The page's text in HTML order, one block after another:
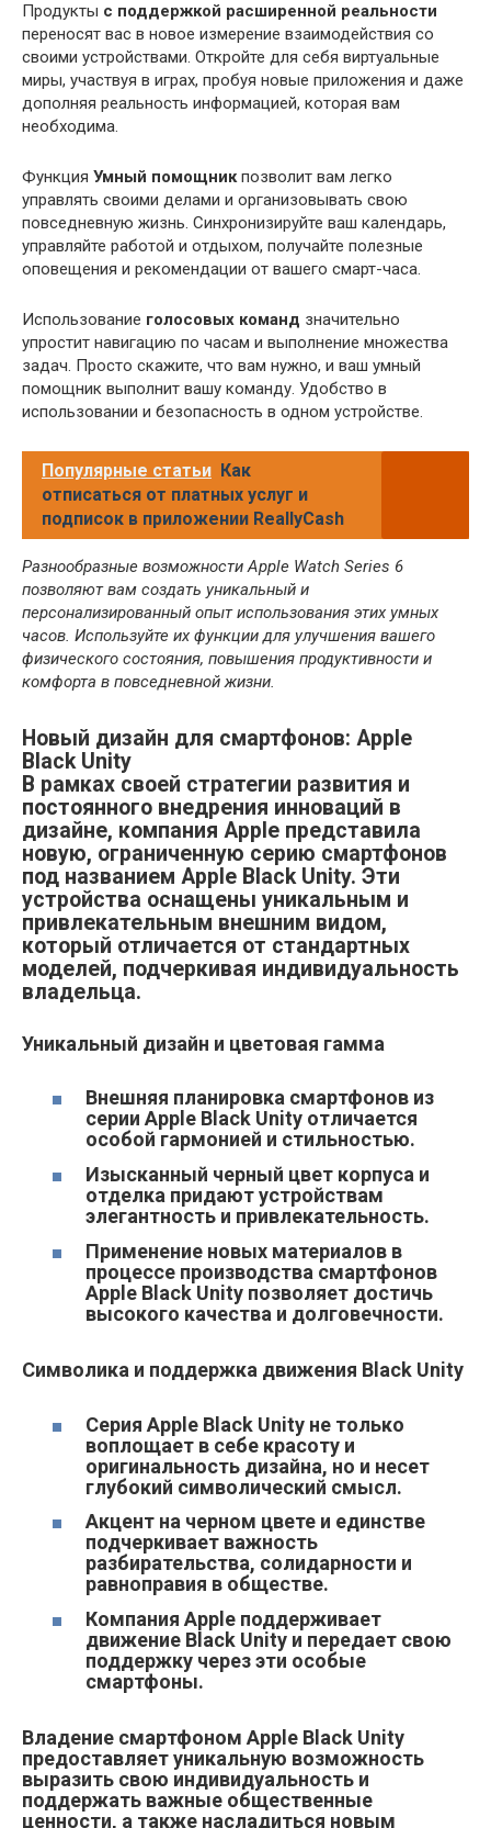
Продукты с поддержкой расширенной реальности
переносят вас в новое измерение взаимодействия со
своими устройствами. Откройте для себя виртуальные
миры, участвуя в играх, пробуя новые приложения и даже
дополняя реальность информацией, которая вам
необходима.
Функция Умный помощникпозволит вам легко
управлять своими делами и организовывать свою
повседневную жизнь. Синхронизируйте ваш календарь,
управляйте работой и отдыхом, получайте полезные
оповещения и рекомендации от вашего смарт-часа.
Использование голосовых команд значительно
упростит навигацию по часам и выполнение множества
задач. Просто скажите, что вам нужно, и ваш умный
помощник выполнит вашу команду. Удобство в
использовании и безопасность в одном устройстве.
Популярные статьи Как
отписаться от платных услуг и
подписок в приложении ReallyCash
Разнообразные возможности Apple Watch Series 6
позволяют вам создать уникальный и
персонализированный опыт использования этих умных
часов. Используйте их функции для улучшения вашего
физического состояния, повышения продуктивности и
комфорта в повседневной жизни.
Новый дизайн для смартфонов: Apple
Black Unity
В рамках своей стратегии развития и
постоянного внедрения инноваций в
дизайне, компания Apple представила
новую, ограниченную серию смартфонов
под названием Apple Black Unity. Эти
устройства оснащены уникальным и
привлекательным внешним видом,
который отличается от стандартных
моделей, подчеркивая индивидуальность
владельца.
Уникальный дизайн и цветовая гамма
Внешняя планировка смартфонов из
серии Apple Black Unity отличается
особой гармонией и стильностью.
Изысканный черный цвет корпуса и
отделка придают устройствам
элегантность и привлекательность.
Применение новых материалов в
процессе производства смартфонов
Apple Black Unity позволяет достичь
высокого качества и долговечности.
Символика и поддержка движения Black Unity
Серия Apple Black Unity не только
воплощает в себе красоту и
оригинальность дизайна, но и несет
глубокий символический смысл.
Акцент на черном цвете и единстве
подчеркивает важность
разбирательства, солидарности и
равноправия в обществе.
Компания Apple поддерживает
движение Black Unity и передает свою
поддержку через эти особые
смартфоны.
Владение смартфоном Apple Black Unity
предоставляет уникальную возможность
выразить свою индивидуальность и
поддержать важные общественные
ценности, а также насладиться новым